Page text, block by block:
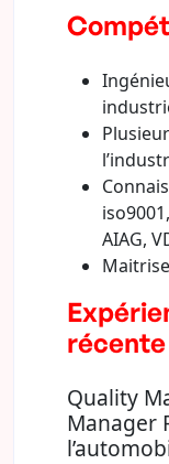
AIAG,
récente
Quality
Manager